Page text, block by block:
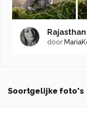
Rajasthan
door
Soortgelijke foto's